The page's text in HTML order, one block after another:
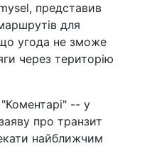
представив
для
угода не зможе
через територію
-- у
про транзит
найближчим